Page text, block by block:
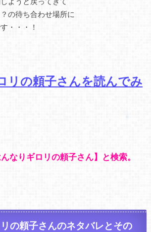
の待ち合わせ場所に
・・・！
リの頼子さんを読んでみ
なりギロリの頼子さん】と検索。
の頼子さんのネタバレとその